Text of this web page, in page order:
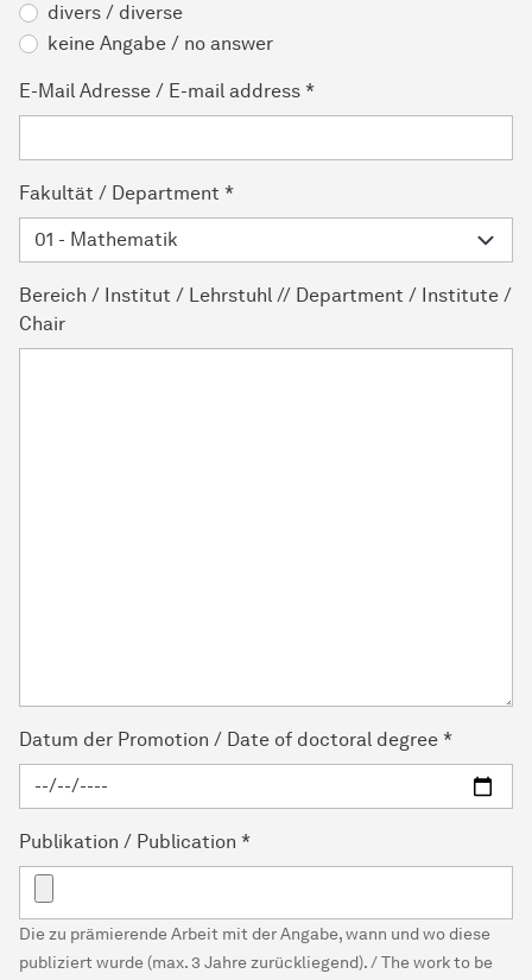
divers / diverse
keine Angabe / no answer
E-Mail Adresse / E-mail address *
Fakultät / Department *
Bereich / Institut / Lehrstuhl // Department / Institute /
Chair
Datum der Promotion / Date of doctoral degree *
Publikation / Publication *
Die zu prämierende Arbeit mit der Angabe, wann und wo diese
publiziert wurde (max. 3 Jahre zurückliegend). / The work to be